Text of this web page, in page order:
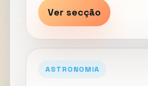
Ver secção
ASTRONOMIA